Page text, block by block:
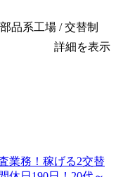
品系工場 / 交替制
詳細を表示